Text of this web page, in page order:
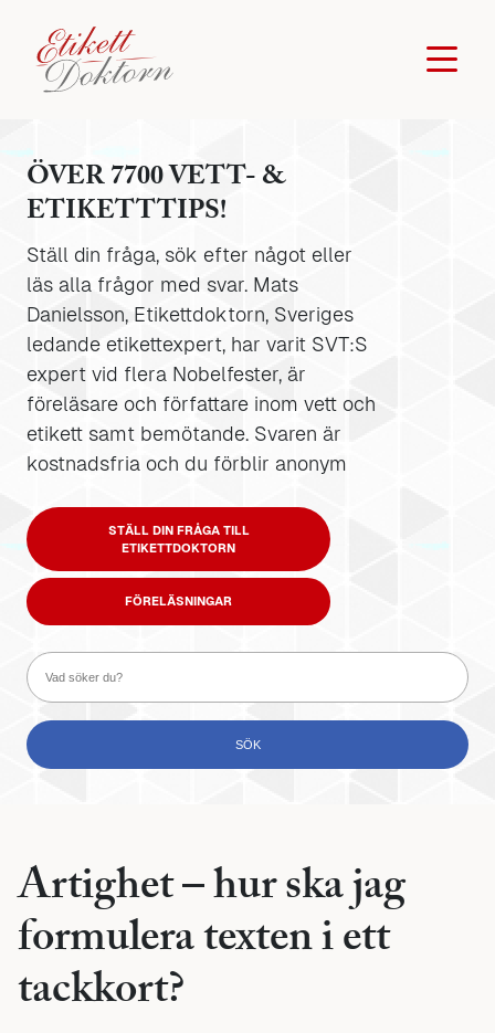
ÖVER 7700 VETT- &
ETIKETTTIPS!
Ställ din fråga, sök efter något eller
läs alla frågor med svar. Mats
Danielsson, Etikettdoktorn, Sveriges
ledande etikettexpert, har varit SVT:S
expert vid flera Nobelfester, är
föreläsare och författare inom vett och
etikett samt bemötande. Svaren är
kostnadsfria och du förblir anonym
STÄLL DIN FRÅGA TILL
ETIKETTDOKTORN
FÖRELÄSNINGAR
Artighet – hur ska jag
formulera texten i ett
tackkort?